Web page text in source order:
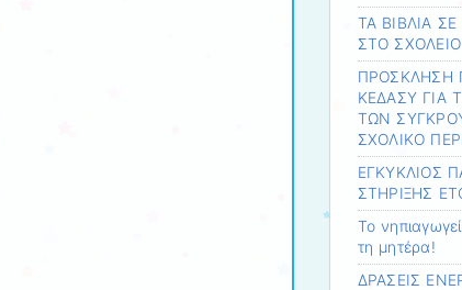
ΤΑ ΒΙΒΛΙΑ
ΣΤΟ
ΠΡΟΣΚΛΗΣΗ
ΚΕΔΑΣΥ ΓΙΑ
ΤΩΝ
ΣΧΟΛΙΚΟ
ΕΓΚΥΚΛΙΟΣ
ΣΤΗΡΙΞΗΣ
Το
τη μητέρα!
ΔΡΑΣΕΙΣ